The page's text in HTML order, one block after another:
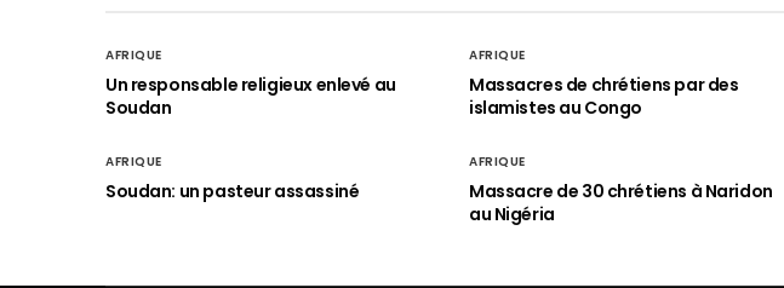
AFRIQUE
Un responsable religieux enlevé au
Soudan
AFRIQUE
Massacres de chrétiens par des
islamistes au Congo
AFRIQUE
Soudan: un pasteur assassiné
AFRIQUE
Massacre de 30 chrétiens à Naridon
au Nigéria